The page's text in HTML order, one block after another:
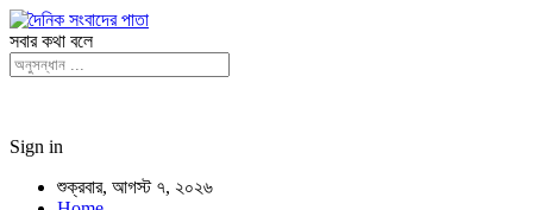
সবার কথা বলে
Sign in
শুক্রবার, আগস্ট ৭, ২০২৬